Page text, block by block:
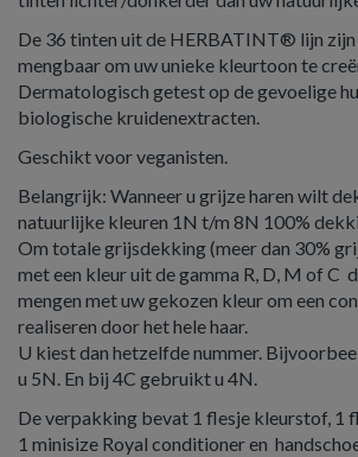
De 36 tinten uit de HERBATINT® lijn
mengbaar om uw unieke kleurtoon te
Dermatologisch getest op de gevoelige
biologische kruidenextracten.
Geschikt voor veganisten.
Belangrijk: Wanneer u grijze haren wilt
natuurlijke kleuren 1N t/m 8N 100%
Om totale grijsdekking (meer dan 30%
met een kleur uit de gamma R, D, M of C
mengen met uw gekozen kleur om een
realiseren door het hele haar.
U kiest dan hetzelfde nummer.
u 5N. En bij 4C gebruikt u 4N.
De verpakking bevat 1 flesje kleurstof, 1
1 minisize Royal conditioner en